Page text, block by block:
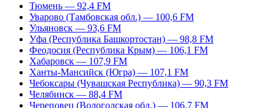
Тюмень — 92,4 FM
Уварово (Тамбовская обл.) — 100,6 FM
Ульяновск — 93,6 FM
Уфа (Республика Башкортостан) — 98,8 FM
Феодосия (Республика Крым) — 106,1 FM
Хабаровск — 107,9 FM
Ханты-Мансийск (Югра) — 107,1 FM
Чебоксары (Чувашская Республика) — 90,3 FM
Челябинск — 88,4 FM
Череповец (Вологодская обл.) — 106,7 FM